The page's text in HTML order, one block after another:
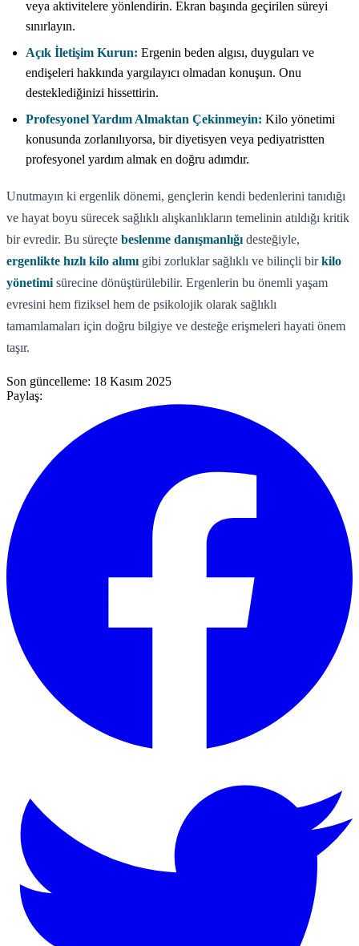
veya aktivitelere yönlendirin. Ekran başında geçirilen süreyi
sınırlayın.
Açık İletişim Kurun: Ergenin beden algısı, duyguları ve
endişeleri hakkında yargılayıcı olmadan konuşun. Onu
desteklediğinizi hissettirin.
Profesyonel Yardım Almaktan Çekinmeyin: Kilo yönetimi
konusunda zorlanılıyorsa, bir diyetisyen veya pediyatristten
profesyonel yardım almak en doğru adımdır.
Unutmayın ki ergenlik dönemi, gençlerin kendi bedenlerini tanıdığı
ve hayat boyu sürecek sağlıklı alışkanlıkların temelinin atıldığı kritik
bir evredir. Bu süreçte beslenme danışmanlığı desteğiyle,
ergenlikte hızlı kilo alımı gibi zorluklar sağlıklı ve bilinçli birkilo
yönetimi sürecine dönüştürülebilir. Ergenlerin bu önemli yaşam
evresini hem fiziksel hem de psikolojik olarak sağlıklı
tamamlamaları için doğru bilgiye ve desteğe erişmeleri hayati önem
taşır.
Son güncelleme: 18 Kasım 2025
Paylaş: